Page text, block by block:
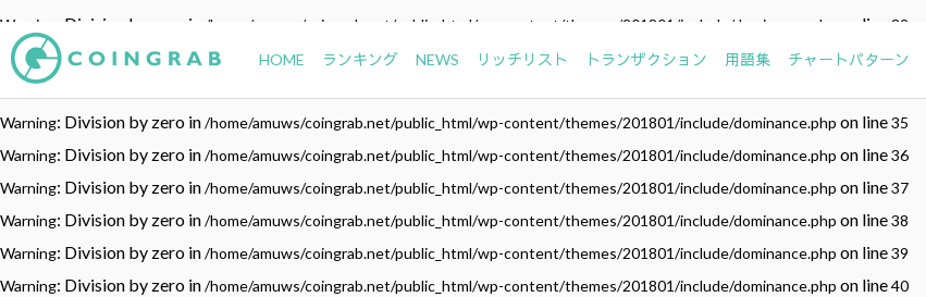
Warning : Division by zero in /home/amuws/coingrab.net/public_html/wp-content/themes/201801/include/dominance.php on line 32
Warning: Division by zero in /home/amuws/coingrab.net/public_html/wp-content/themes/201801/include/dominance.php on line33
Warning
Warning: Division by zero in/home/amuws/coingrab.net/public_html/wp-content/themes/201801/include/dominance.php on line35
Warning: Division by zero in/home/amuws/coingrab.net/public_html/wp-content/themes/201801/include/dominance.php on line36
Warning: Division by zero in/home/amuws/coingrab.net/public_html/wp-content/themes/201801/include/dominance.php on line37
Warning: Division by zero in/home/amuws/coingrab.net/public_html/wp-content/themes/201801/include/dominance.php on line38
Warning: Division by zero in/home/amuws/coingrab.net/public_html/wp-content/themes/201801/include/dominance.php on line39
Warning: Division by zero in/home/amuws/coingrab.net/public_html/wp-content/themes/201801/include/dominance.php on line40
HOME ランキング NEWS リッチリスト トランザクション 用語集 チャートパターン